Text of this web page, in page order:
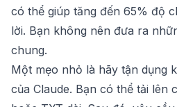
có thể giúp tăng đến 65% độ
lời. Bạn không nên đưa ra
chung.
Một mẹo nhỏ là hãy tận dụng
của Claude. Bạn có thể tải lên